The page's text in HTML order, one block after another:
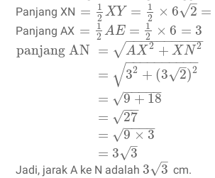
Panjang XN =
1
2 XY =
1
2
× 6 2
–
√ =
Panjang AX =
1
2 AE =
1
2
× 6 = 3
panjang AN = AX2 + XN 2
− −
−−−−−−−−
√
= 32 + (3 2
–
√ )2
− −
−−−−−−−−
√
= 9+18
− −
−−−
√
=
27
−−
√
=
9×3
− −
−−
√
= 3 3
–
√
Jadi, jarak A ke N adalah 3 3
–
√ cm.